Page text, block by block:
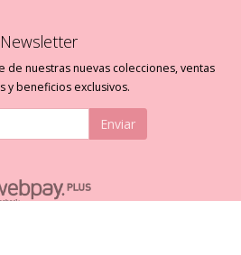
Newsletter
nuestras nuevas colecciones, ventas
y beneficios exclusivos.
Enviar